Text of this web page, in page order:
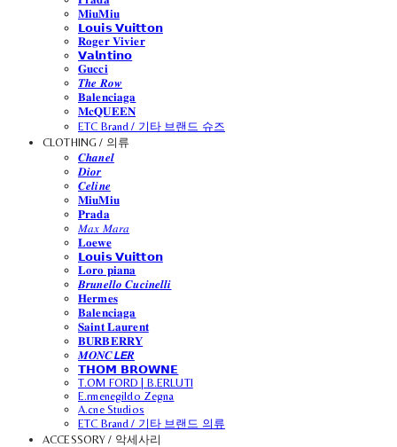
𝐌𝐢𝐮𝐌𝐢𝐮
𝗟𝗼𝘂𝗶𝘀 𝗩𝘂𝗶𝘁𝘁𝗼𝗻
𝐑𝐨𝐠𝐞𝐫 𝐕𝐢𝐯𝐢𝐞𝐫
𝗩𝗮𝗹𝗻𝘁𝗶𝗻𝗼
𝐆𝐮𝐜𝐜𝐢
𝑻𝒉𝒆 𝑹𝒐𝒘
𝐁𝐚𝐥𝐞𝐧𝐜𝐢𝐚𝐠𝐚
𝐌𝐜𝐐𝐔𝐄𝐄𝐍
ETC Brand / 기타 브랜드 슈즈
CLOTHING / 의류
𝑪𝒉𝒂𝒏𝒆𝒍
𝑫𝒊𝒐𝒓
𝑪𝒆𝒍𝒊𝒏𝒆
𝐌𝐢𝐮𝐌𝐢𝐮
𝐏𝐫𝐚𝐝𝐚
𝑀𝑎𝑥 𝑀𝑎𝑟𝑎
𝐋𝐨𝐞𝐰𝐞
𝗟𝗼𝘂𝗶𝘀 𝗩𝘂𝗶𝘁𝘁𝗼𝗻
𝐋𝐨𝐫𝐨 𝐩𝐢𝐚𝐧𝐚
𝑩𝒓𝒖𝒏𝒆𝒍𝒍𝒐 𝑪𝒖𝒄𝒊𝒏𝒆𝒍𝒍𝒊
𝐇𝐞𝐫𝐦𝐞𝐬
𝐁𝐚𝐥𝐞𝐧𝐜𝐢𝐚𝐠𝐚
𝐒𝐚𝐢𝐧𝐭 𝐋𝐚𝐮𝐫𝐞𝐧𝐭
𝐁𝐔𝐑𝐁𝐄𝐑𝐑𝐘
𝑴𝑶𝑵𝑪𝙇𝙀𝑹
𝗧𝗛𝗢𝗠 𝗕𝗥𝗢𝗪𝗡𝗘
T.OM FORD | B.ERLUTI
E.rmenegildo Zegna
A.cne Studios
ETC Brand / 기타 브랜드 의류
ACCESSORY / 악세사리